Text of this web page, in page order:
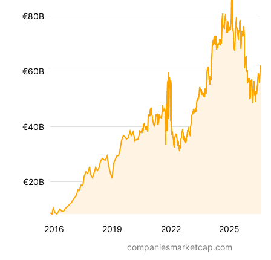
2016 2019 2022 2025
€20B
€40B
€60B
€80B
companiesmarketcap.com